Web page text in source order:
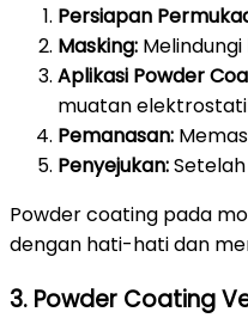
Persiapan
Masking:
Aplikasi Powder
muatan
Pemanasan:
Penyejukan:
Powder coating pada
dengan hati-hati dan
3. Powder Coating